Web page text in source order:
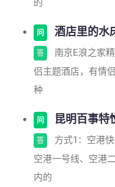
的
问 酒店里的水
答
南京E浪之家
侣主题酒店，有情
种
问 昆明百事特
答
方式1：空港
空港一号线、空港
内的